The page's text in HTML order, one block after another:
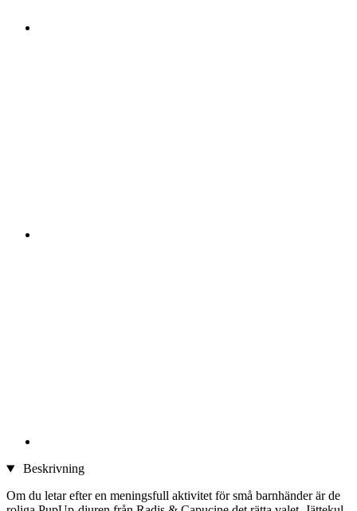
Beskrivning
Om du letar efter en meningsfull aktivitet för små barnhänder är de